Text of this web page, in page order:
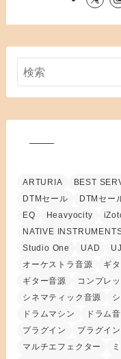
ARTURIA BEST
DTMセール
DTMセー
EQ
Heavyocity
NATIVE
Studio One
UAD
オーケストラ音源
ギ
ギター音源
コンプレ
シネマティック音源
ドラムマシン
ドラム
プラグイン
プラグイ
マルチエフェクター